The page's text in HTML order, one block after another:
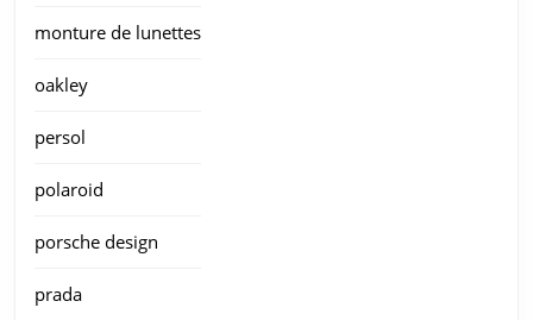
monture de lunettes
oakley
persol
polaroid
porsche design
prada